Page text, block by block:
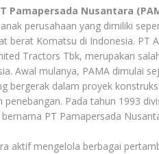
Pamapersada Nusantara
perusahaan yang dimiliki
berat Komatsu di Indonesia. PT
Tractors Tbk, merupakan
Awal mulanya, PAMA dimulai
bergerak dalam proyek
penebangan. Pada tahun 1993
PT Pamapersada
aktif mengelola berbagai